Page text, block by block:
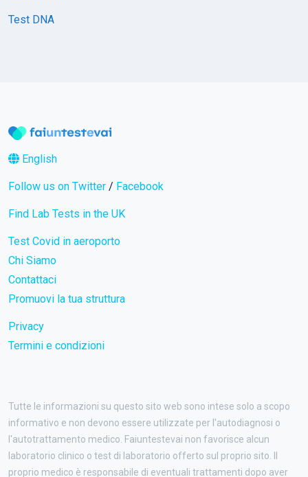
Test DNA
English
Follow us on Twitter / Facebook
Find Lab Tests in the UK
Test Covid in aeroporto
Chi Siamo
Contattaci
Promuovi la tua struttura
Privacy
Termini e condizioni
Tutte le informazioni su questo sito web sono intese solo a scopo
informativo e non devono essere utilizzate per l'autodiagnosi o
l'autotrattamento medico. Faiuntestevai non favorisce alcun
laboratorio clinico o test di laboratorio offerto sul proprio sito. Il
proprio medico è responsabile di eventuali trattamenti dopo aver